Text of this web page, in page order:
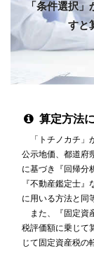
「条件選択
すと
算定方法
「トチノカチ
公示地価、都道府
に基づき『回帰分
『不動産鑑定士
に用いる方法と同
また、『固定資
税評価額に乗じて
じて固定資産税の